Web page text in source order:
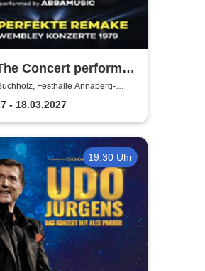
Concert performed
Festhalle Annaberg-
- 18.03.2027
19:30 Uhr